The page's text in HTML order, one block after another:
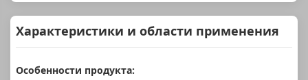
Характеристики и области применения
Особенности продукта: